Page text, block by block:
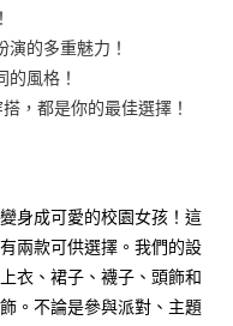
的多重魅力！
風格！
，都是你的最佳選擇！
身成可愛的校園女孩！這
兩款可供選擇。我們的設
衣、裙子、襪子、頭飾和
。不論是參與派對、主題